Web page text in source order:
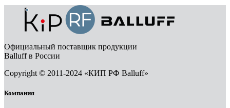
Официальный поставщик продукции
Balluff в России
Copyright © 2011-2024 «КИП РФ Balluff»
Компания